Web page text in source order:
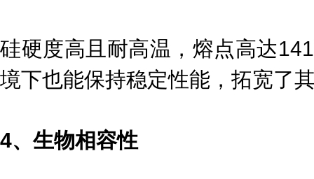
硅硬度高且耐高温，熔点高达
境下也能保持稳定性能，拓宽了
4、生物相容性